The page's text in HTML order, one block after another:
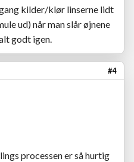
kilder/klør linserne lidt
ud) når man slår øjnene
godt igen.
#4
processen er så hurtig